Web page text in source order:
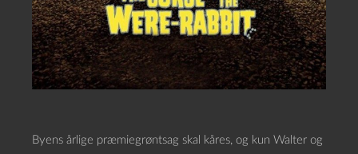
Byens årlige præmiegrøntsag skal kåres, og kun Walter og